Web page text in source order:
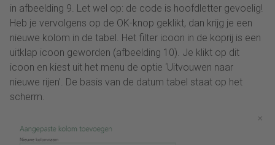
in afbeelding 9. Let wel op: de code is hoofdletter gevoelig!
Heb je vervolgens op de OK-knop geklikt, dan krijg je een
nieuwe kolom in de tabel. Het filter icoon in de koprij is een
uitklap icoon geworden (afbeelding 10). Je klikt op dit
icoon en kiest uit het menu de optie ‘Uitvouwen naar
nieuwe rijen’. De basis van de datum tabel staat op het
scherm.